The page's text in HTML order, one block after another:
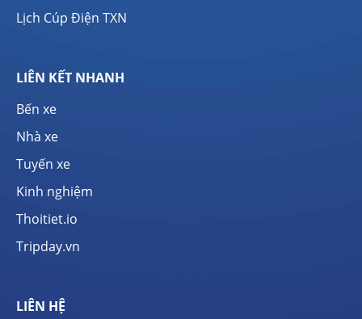
Lịch Cúp Điện TXN
LIÊN KẾT NHANH
Bến xe
Nhà xe
Tuyến xe
Kinh nghiệm
Thoitiet.io
Tripday.vn
LIÊN HỆ